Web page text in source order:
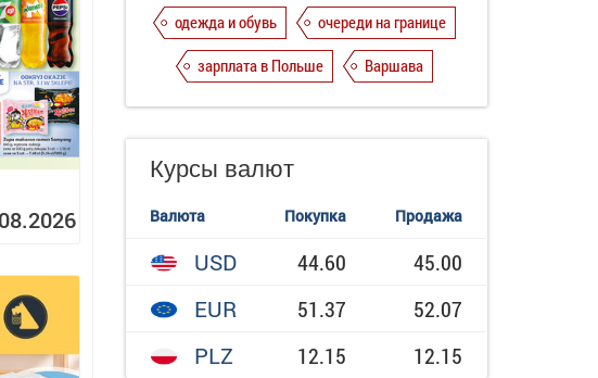
одежда и обувь
очереди на границе
зарплата в Польше
Варшава
Курсы валют
Валюта Покупка Продажа
USD 44.60
45.00
EUR
51.37
52.07
PLZ
12.15 12.15